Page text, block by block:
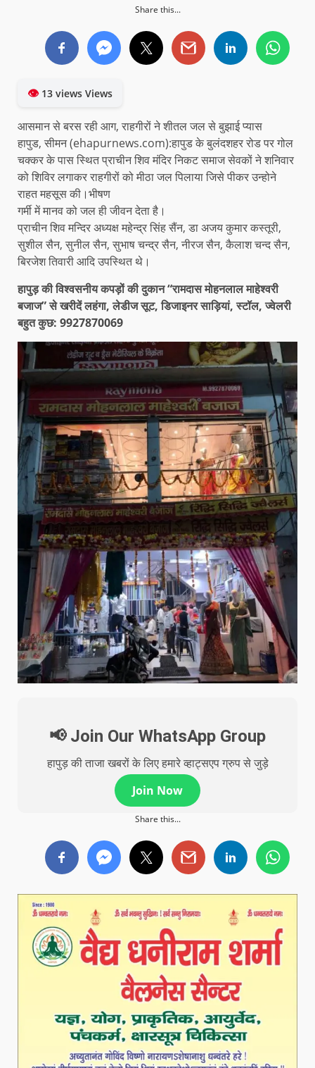
Share this...
👁13 views Views
आसमान से बरस रही आग, राहगीरों ने शीतल जल से बुझाई प्यास
हापुड, सीमन (ehapurnews.com):हापुड के बुलंदशहर रोड पर गोल
चक्कर के पास स्थित प्राचीन शिव मंदिर निकट समाज सेवकों ने शनिवार
को शिविर लगाकर राहगीरों को मीठा जल पिलाया जिसे पीकर उन्होने
राहत महसूस की।भीषण
गर्मी में मानव को जल ही जीवन देता है।
प्राचीन शिव मन्दिर अध्यक्ष महेन्द्र सिंह सैंन, डा अजय कुमार कस्तूरी,
सुशील सैन, सुनील सैन, सुभाष चन्द्र सैन, नीरज सैन, कैलाश चन्द सैन,
बिरजेश तिवारी आदि उपस्थित थे।
हापुड़ की विश्वसनीय कपड़ों की दुकान “रामदास मोहनलाल माहेश्वरी
बजाज” से खरीदें लहंगा, लेडीज सूट, डिजाइनर साड़ियां, स्टॉल, ज्वेलरी
बहुत कुछ: 9927870069
📢 Join Our WhatsApp Group
हापुड़ की ताजा खबरों के लिए हमारे व्हाट्सएप ग्रुप से जुड़े
Join Now
Share this...